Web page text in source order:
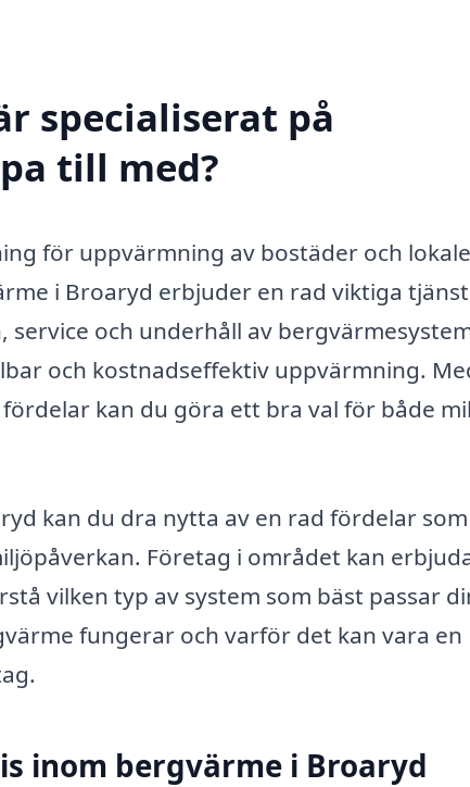
specialiserat på
till med?
för uppvärmning av bostäder och
i Broaryd erbjuder en rad viktiga
och underhåll av
och kostnadseffektiv uppvärmning.
kan du göra ett bra val för både
kan du dra nytta av en rad fördelar som
Företag i området kan
vilken typ av system som bäst passar
fungerar och varför det kan vara en
inom bergvärme i Broaryd